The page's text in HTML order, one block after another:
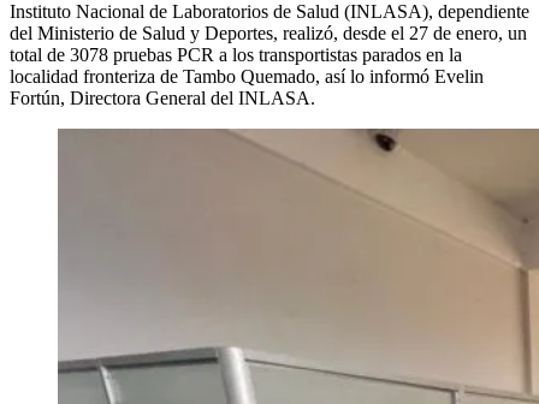
Instituto Nacional de Laboratorios de Salud (INLASA), dependiente
del Ministerio de Salud y Deportes, realizó, desde el 27 de enero, un
total de 3078 pruebas PCR a los transportistas parados en la
localidad fronteriza de Tambo Quemado, así lo informó Evelin
Fortún, Directora General del INLASA.